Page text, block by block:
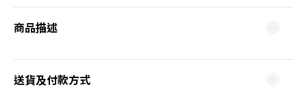
商品描述
送貨及付款方式